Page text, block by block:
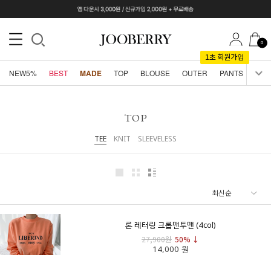
0
NEW5% BEST MADE TOP BLOUSE OUTER PANTS
TOP
TEE KNIT SLEEVELESS
론 레터링 크롭맨투맨 (4col)
27,900원 50% ↓
14,000 원